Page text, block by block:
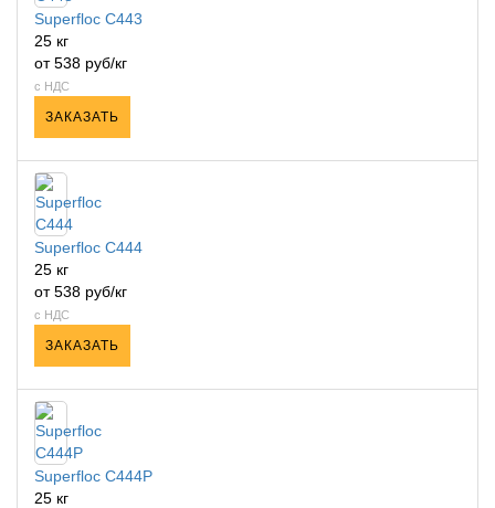
Superfloc C443
25 кг
от 538 руб/кг
с НДС
ЗАКАЗАТЬ
Superfloc C444
25 кг
от 538 руб/кг
с НДС
ЗАКАЗАТЬ
Superfloc C444P
25 кг